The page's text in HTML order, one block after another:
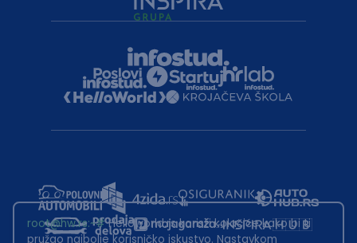
root@hw.rs:~#Helloworld.rs koristi kolačiće kako bi ti
pružao najbolje korisničko iskustvo. Nastavkom